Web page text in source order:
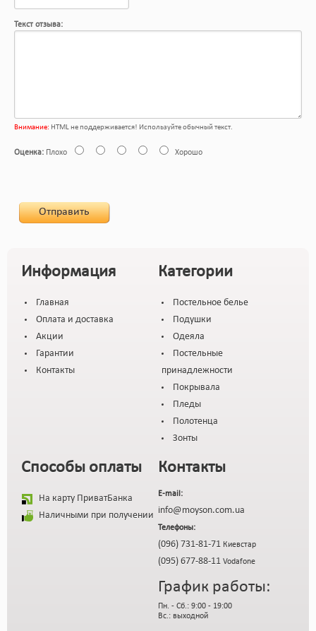
Текст отзыва:
Внимание: HTML не поддерживается! Используйте обычный текст.
Оценка: Плохо Хорошо
Отправить
Информация
Главная
Оплата и доставка
Акции
Гарантии
Контакты
Категории
Постельное белье
Подушки
Одеяла
Постельные
принадлежности
Покрывала
Пледы
Полотенца
Зонты
Способы оплаты
На карту ПриватБанка
Наличными при получении
Контакты
E-mail:
info@moyson.com.ua
Телефоны:
(096) 731-81-71 Киевстар
(095) 677-88-11 Vodafone
График работы:
Пн. - Сб.: 9:00 - 19:00
Вс.: выходной